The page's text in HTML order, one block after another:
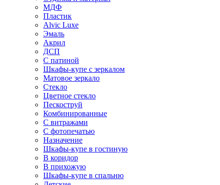
МДФ
Пластик
Alvic Luxe
Эмаль
Акрил
ДСП
С патиной
Шкафы-купе с зеркалом
Матовое зеркало
Стекло
Цветное стекло
Пескоструй
Комбинированные
С витражами
С фотопечатью
Назначение
Шкафы-купе в гостиную
В коридор
В прихожую
Шкафы-купе в спальню